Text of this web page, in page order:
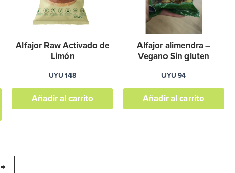
opciones
pueden
página
Alfajor Raw Activado de
Limón
UYU148
Añadir al carrito
Alfajor alimendra –
Vegano Sin gluten
UYU 94
Añadir al carrito
→